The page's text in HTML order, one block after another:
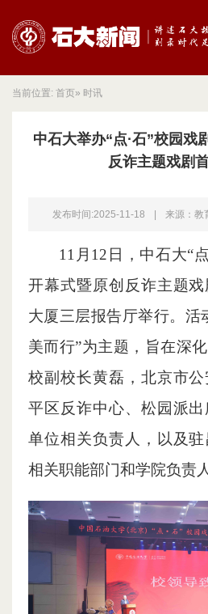
当前位置: 首页» 时讯
中石大举办“点·石”校园戏
反诈主题戏剧
发布时间:2025-11-18 来源：教
11月12日，中石大“
开幕式暨原创反诈主题
大厦三层报告厅举行。活
美而行”为主题，旨在深
校副校长黄磊，北京市
平区反诈中心、松园派
单位相关负责人，以及
相关职能部门和学院负责